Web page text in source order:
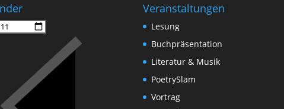
Veranstaltungen
Lesung
Buchpräsentation
Literatur & Musik
PoetrySlam
Vortrag